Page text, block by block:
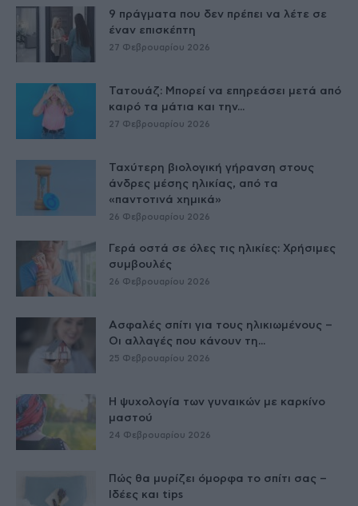
9 πράγματα που δεν πρέπει να λέτε σε
έναν επισκέπτη
27 Φεβρουαρίου 2026
Τατουάζ: Μπορεί να επηρεάσει μετά από
καιρό τα μάτια και την...
27 Φεβρουαρίου 2026
Ταχύτερη βιολογική γήρανση στους
άνδρες μέσης ηλικίας, από τα
«παντοτινά χημικά»
26 Φεβρουαρίου 2026
Γερά οστά σε όλες τις ηλικίες: Χρήσιμες
συμβουλές
26 Φεβρουαρίου 2026
Ασφαλές σπίτι για τους ηλικιωμένους –
Οι αλλαγές που κάνουν τη...
25 Φεβρουαρίου 2026
Η ψυχολογία των γυναικών με καρκίνο
μαστού
24 Φεβρουαρίου 2026
Πώς θα μυρίζει όμορφα το σπίτι σας –
Ιδέες και tips